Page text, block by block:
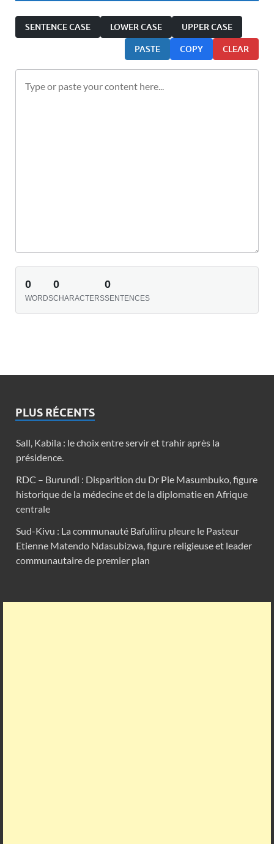
SENTENCE CASE LOWER CASE UPPER CASE
PASTE COPY CLEAR
0
WORDS
0
CHARACTERS
0
SENTENCES
PLUS RÉCENTS
Sall, Kabila : le choix entre servir et trahir après la
présidence.
RDC – Burundi : Disparition du Dr Pie Masumbuko, figure
historique de la médecine et de la diplomatie en Afrique
centrale
Sud-Kivu : La communauté Bafuliiru pleure le Pasteur
Etienne Matendo Ndasubizwa, figure religieuse et leader
communautaire de premier plan